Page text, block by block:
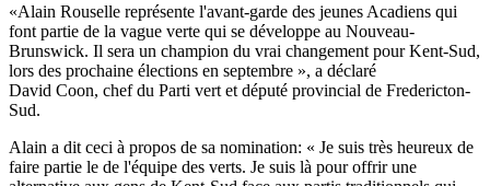
«Alain Rouselle représente l'avant-garde des jeunes Acadiens qui
font partie de la vague verte qui se développe au Nouveau-
Brunswick. Il sera un champion du vrai changement pour Kent-Sud,
lors des prochaine élections en septembre », a déclaré
David Coon, chef du Parti vert et député provincial de Fredericton-
Sud.
Alain a dit ceci à propos de sa nomination: « Je suis très heureux de
faire partie le de l'équipe des verts. Je suis là pour offrir une